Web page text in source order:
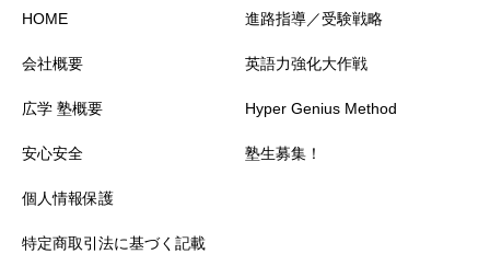
HOME
会社概要
広学 塾概要
安心安全
個人情報保護
特定商取引法に基づく記載
進路指導／受験戦略
英語力強化大作戦
Hyper Genius Method
塾生募集！